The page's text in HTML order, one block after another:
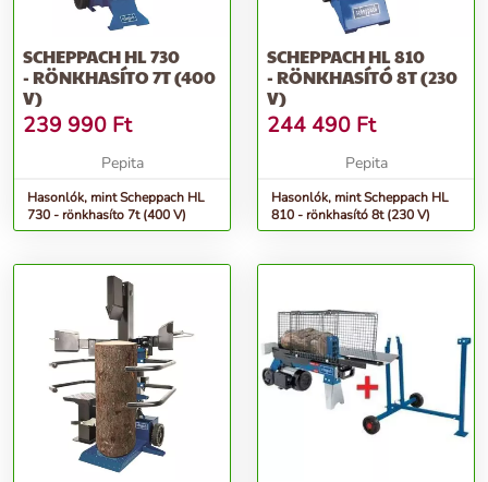
SCHEPPACH HL 730
- RÖNKHASÍTO 7T (400
V)
239 990 Ft
Pepita
Hasonlók, mint Scheppach HL
730 - rönkhasíto 7t (400 V)
SCHEPPACH HL 810
- RÖNKHASÍTÓ 8T (230
V)
244 490 Ft
Pepita
Hasonlók, mint Scheppach HL
810 - rönkhasító 8t (230 V)